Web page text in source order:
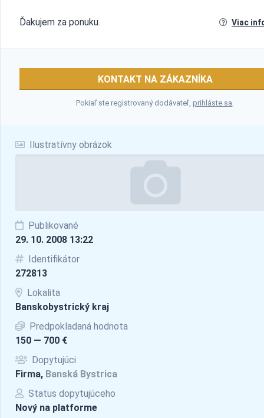
Ilustratívny obrázok
Publikované
29. 10. 2008 13:22
Identifikátor
272813
Lokalita
Banskobystrický kraj
Predpokladaná hodnota
150 — 700 €
Dopytujúci
Firma, Banská Bystrica
Status dopytujúceho
Nový na platforme
Ďakujem za ponuku. Viac
KONTAKT NA ZÁKAZNÍKA
Pokiaľ ste registrovaný dodávateľ,prihláste sa.